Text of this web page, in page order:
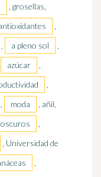
, grosellas,
,
, a pleno sol
,
azúcar
,
,
moda
, añil,
oscuros
,
, Universidad de
,